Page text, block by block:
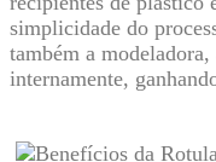
simplicidade do
também a
internamente,